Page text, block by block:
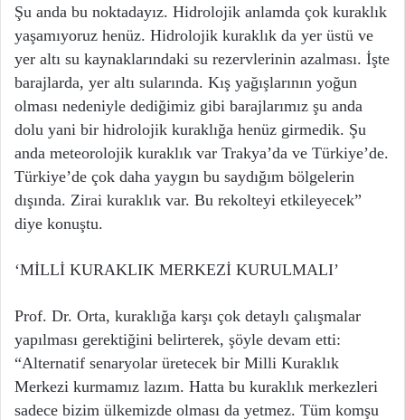
Şu anda bu noktadayız. Hidrolojik anlamda çok kuraklık
yaşamıyoruz henüz. Hidrolojik kuraklık da yer üstü ve
yer altı su kaynaklarındaki su rezervlerinin azalması. İşte
barajlarda, yer altı sularında. Kış yağışlarının yoğun
olması nedeniyle dediğimiz gibi barajlarımız şu anda
dolu yani bir hidrolojik kuraklığa henüz girmedik. Şu
anda meteorolojik kuraklık var Trakya’da ve Türkiye’de.
Türkiye’de çok daha yaygın bu saydığım bölgelerin
dışında. Zirai kuraklık var. Bu rekolteyi etkileyecek”
diye konuştu.
‘MİLLİ KURAKLIK MERKEZİ KURULMALI’
Prof. Dr. Orta, kuraklığa karşı çok detaylı çalışmalar
yapılması gerektiğini belirterek, şöyle devam etti:
“Alternatif senaryolar üretecek bir Milli Kuraklık
Merkezi kurmamız lazım. Hatta bu kuraklık merkezleri
sadece bizim ülkemizde olması da yetmez. Tüm komşu